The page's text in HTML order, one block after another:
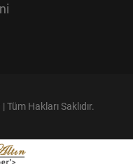
Hakları Saklıdır.